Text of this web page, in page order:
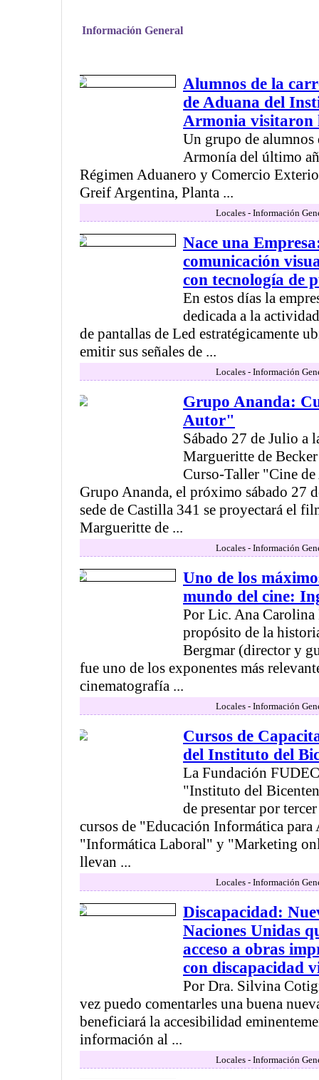
Información General
Alumnos de la
de Aduana del
Armonia visitaron
Un grupo de
Armonía del último
Régimen Aduanero y Comercio
Greif Argentina, Planta ...
Locales - Información
Nace una
comunicación
con tecnología de
En estos días la
dedicada a la
de pantallas de Led estratégicamente
emitir sus señales de ...
Locales - Información
Grupo Ananda:
Autor"
Sábado 27 de Julio a
Margueritte de
Curso-Taller "Cine
Grupo Ananda, el próximo sábado 27
sede de Castilla 341 se proyectará el
Margueritte de ...
Locales - Información
Uno de los
mundo del cine:
Por Lic. Ana Carolina
propósito de la
Bergmar (director y
fue uno de los exponentes más
cinematografía ...
Locales - Información
Cursos de
del Instituto del
La Fundación
"Instituto del
de presentar por
cursos de "Educación Informática para
"Informática Laboral" y "Marketing
llevan ...
Locales - Información
Discapacidad:
Naciones Unidas
acceso a obras
con discapacidad
Por Dra. Silvina
vez puedo comentarles una buena
beneficiará la accesibilidad
información al ...
Locales - Información